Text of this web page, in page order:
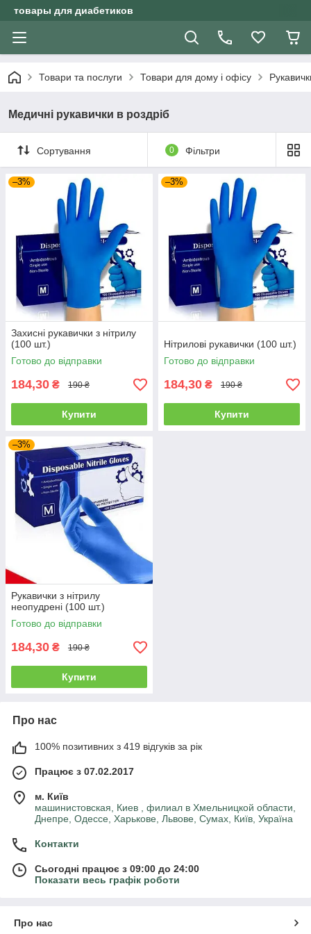
товары для диабетиков
Товари та послуги Товари для дому і офісу
Медичні рукавички в роздріб
Сортування 0 Фільтри
–3%
Захисні рукавички з нітрилу
(100 шт.)
Готово до відправки
184,30 ₴ 190 ₴
Купити
–3%
Нітрилові рукавички (100 шт.)
Готово до відправки
184,30 ₴ 190 ₴
Купити
–3%
Рукавички з нітрилу
неопудрені (100 шт.)
Готово до відправки
184,30 ₴ 190 ₴
Купити
Про нас
100% позитивних з 419 відгуків за рік
Працює з 07.02.2017
м. Київ
машинистовская, Киев , филиал в Хмельницкой области,
Днепре, Одессе, Харькове, Львове, Сумах, Київ, Україна
Контакти
Сьогодні працює з 09:00 до 24:00
Показати весь графік роботи
Про нас